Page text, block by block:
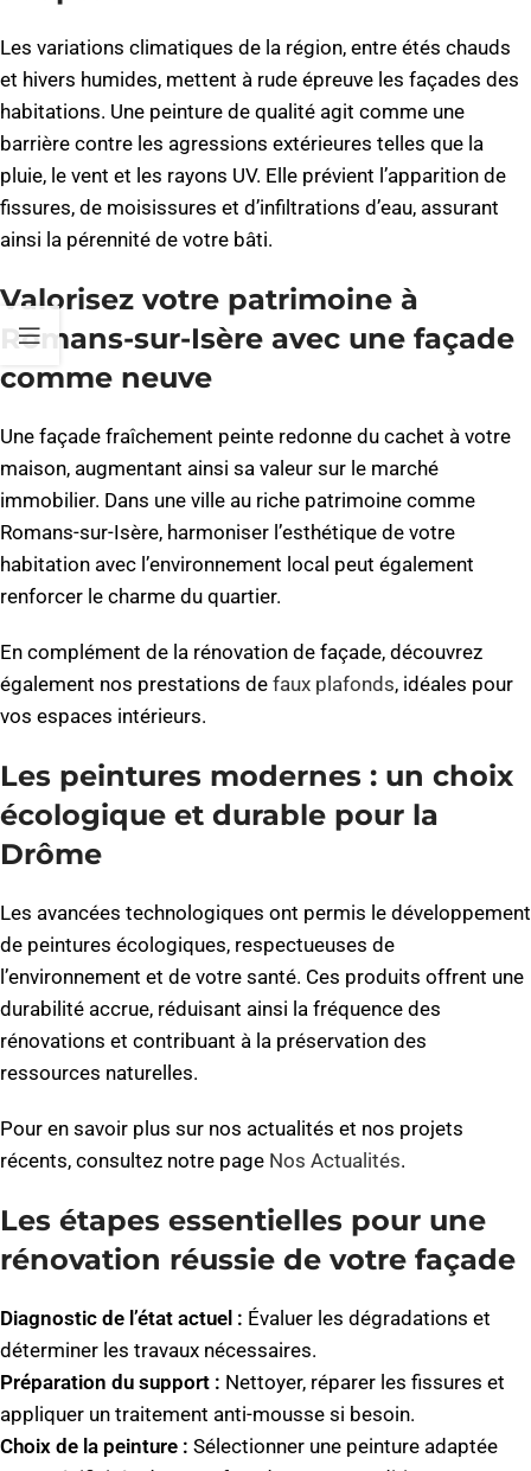
Les variations climatiques de la région, entre étés chauds
et hivers humides, mettent à rude épreuve les façades des
habitations. Une peinture de qualité agit comme une
barrière contre les agressions extérieures telles que la
pluie, le vent et les rayons UV. Elle prévient l’apparition de
fissures, de moisissures et d’infiltrations d’eau, assurant
ainsi la pérennité de votre bâti.
Valorisez votre patrimoine à
Romans-sur-Isère avec une façade
comme neuve
Une façade fraîchement peinte redonne du cachet à votre
maison, augmentant ainsi sa valeur sur le marché
immobilier. Dans une ville au riche patrimoine comme
Romans-sur-Isère, harmoniser l’esthétique de votre
habitation avec l’environnement local peut également
renforcer le charme du quartier.
En complément de la rénovation de façade, découvrez
également nos prestations de faux plafonds, idéales pour
vos espaces intérieurs.
Les peintures modernes : un choix
écologique et durable pour la
Drôme
Les avancées technologiques ont permis le développement
de peintures écologiques, respectueuses de
l’environnement et de votre santé. Ces produits offrent une
durabilité accrue, réduisant ainsi la fréquence des
rénovations et contribuant à la préservation des
ressources naturelles.
Pour en savoir plus sur nos actualités et nos projets
récents, consultez notre page Nos Actualités.
Les étapes essentielles pour une
rénovation réussie de votre façade
Diagnostic de l’état actuel : Évaluer les dégradations et
déterminer les travaux nécessaires.
Préparation du support : Nettoyer, réparer les fissures et
appliquer un traitement anti-mousse si besoin.
Choix de la peinture : Sélectionner une peinture adaptée